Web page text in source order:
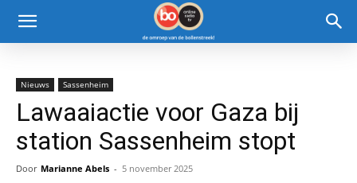
Nieuws Sassenheim
Lawaaiactie voor Gaza bij
station Sassenheim stopt
Door Marianne Abels - 5 november 2025